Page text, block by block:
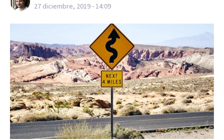
27 diciembre, 2019 - 14:09